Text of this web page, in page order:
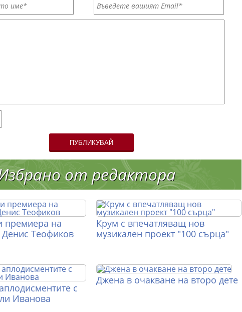
ПУБЛИКУВАЙ
от редактора
премиера на
Денис Теофиков
Крум с впечатляващ нов
музикален проект "100 сърца"
с
Иванова
Джена в очакване на второ дете